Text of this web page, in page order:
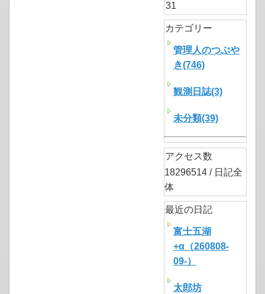
31
カテゴリー
管理人のつぶや
き(746)
観測日誌(3)
未分類(39)
アクセス数
18296514 / 日記全
体
最近の日記
富士五湖
+α（260808-
09-）
太郎坊